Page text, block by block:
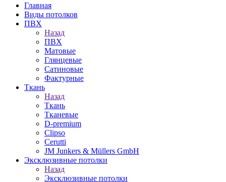
Главная
Виды потолков
ПВХ
Назад
ПВХ
Матовые
Глянцевые
Сатиновые
Фактурные
Ткань
Назад
Ткань
Тканевые
D-premium
Clipso
Cerutti
JM Junkers & Müllers GmbH
Эксклюзивные потолки
Назад
Эксклюзивные потолки